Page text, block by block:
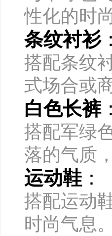
性化的时
条纹衬衫：
搭配条纹
式场合或
白色长裤：
搭配军绿
落的气质
运动鞋：
搭配运动
时尚气息。